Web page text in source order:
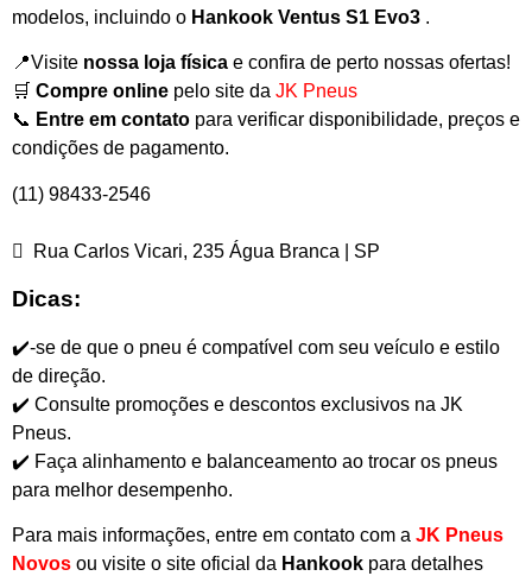
modelos, incluindo o Hankook Ventus S1 Evo3 .
📍Visite nossa loja física e confira de perto nossas ofertas!
🛒 Compre online pelo site da JK Pneus
📞 Entre em contato para verificar disponibilidade, preços e
condições de pagamento.
(11) 98433-2546
Rua Carlos Vicari, 235 Água Branca | SP
Dicas:
✔️-se de que o pneu é compatível com seu veículo e estilo
de direção.
✔️ Consulte promoções e descontos exclusivos na JK
Pneus.
✔️ Faça alinhamento e balanceamento ao trocar os pneus
para melhor desempenho.
Para mais informações, entre em contato com a JK Pneus
Novos ou visite o site oficial da Hankook para detalhes